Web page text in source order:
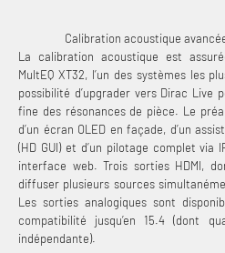
Calibration acoustique
La calibration acoustique est
MultEQ XT32, l’un des systèmes les
possibilité d’upgrader vers Dirac Live
fine des résonances de pièce. Le
d’un écran OLED en façade, d’un
(HD GUI) et d’un pilotage complet via
interface web. Trois sorties HDMI,
diffuser plusieurs sources
Les sorties analogiques sont
compatibilité jusqu’en 15.4 (dont
indépendante).